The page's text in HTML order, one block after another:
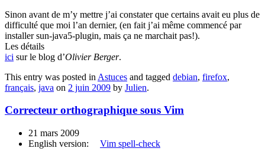
Sinon avant de m’y mettre j’ai constater que certains avait eu plus de
difficulté que moi l’an dernier, (en fait j’ai même commencé par
installer sun-java5-plugin, mais ça ne marchait pas!).
Les détails
ici sur le blog d’Olivier Berger.
This entry was posted in Astuces and tagged debian, firefox,
français, java on 2 juin 2009 by Julien.
Correcteur orthographique sous Vim
21 mars 2009
English version:
Vim spell-check